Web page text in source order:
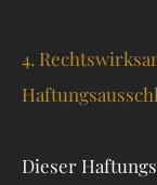
4.
Dieser